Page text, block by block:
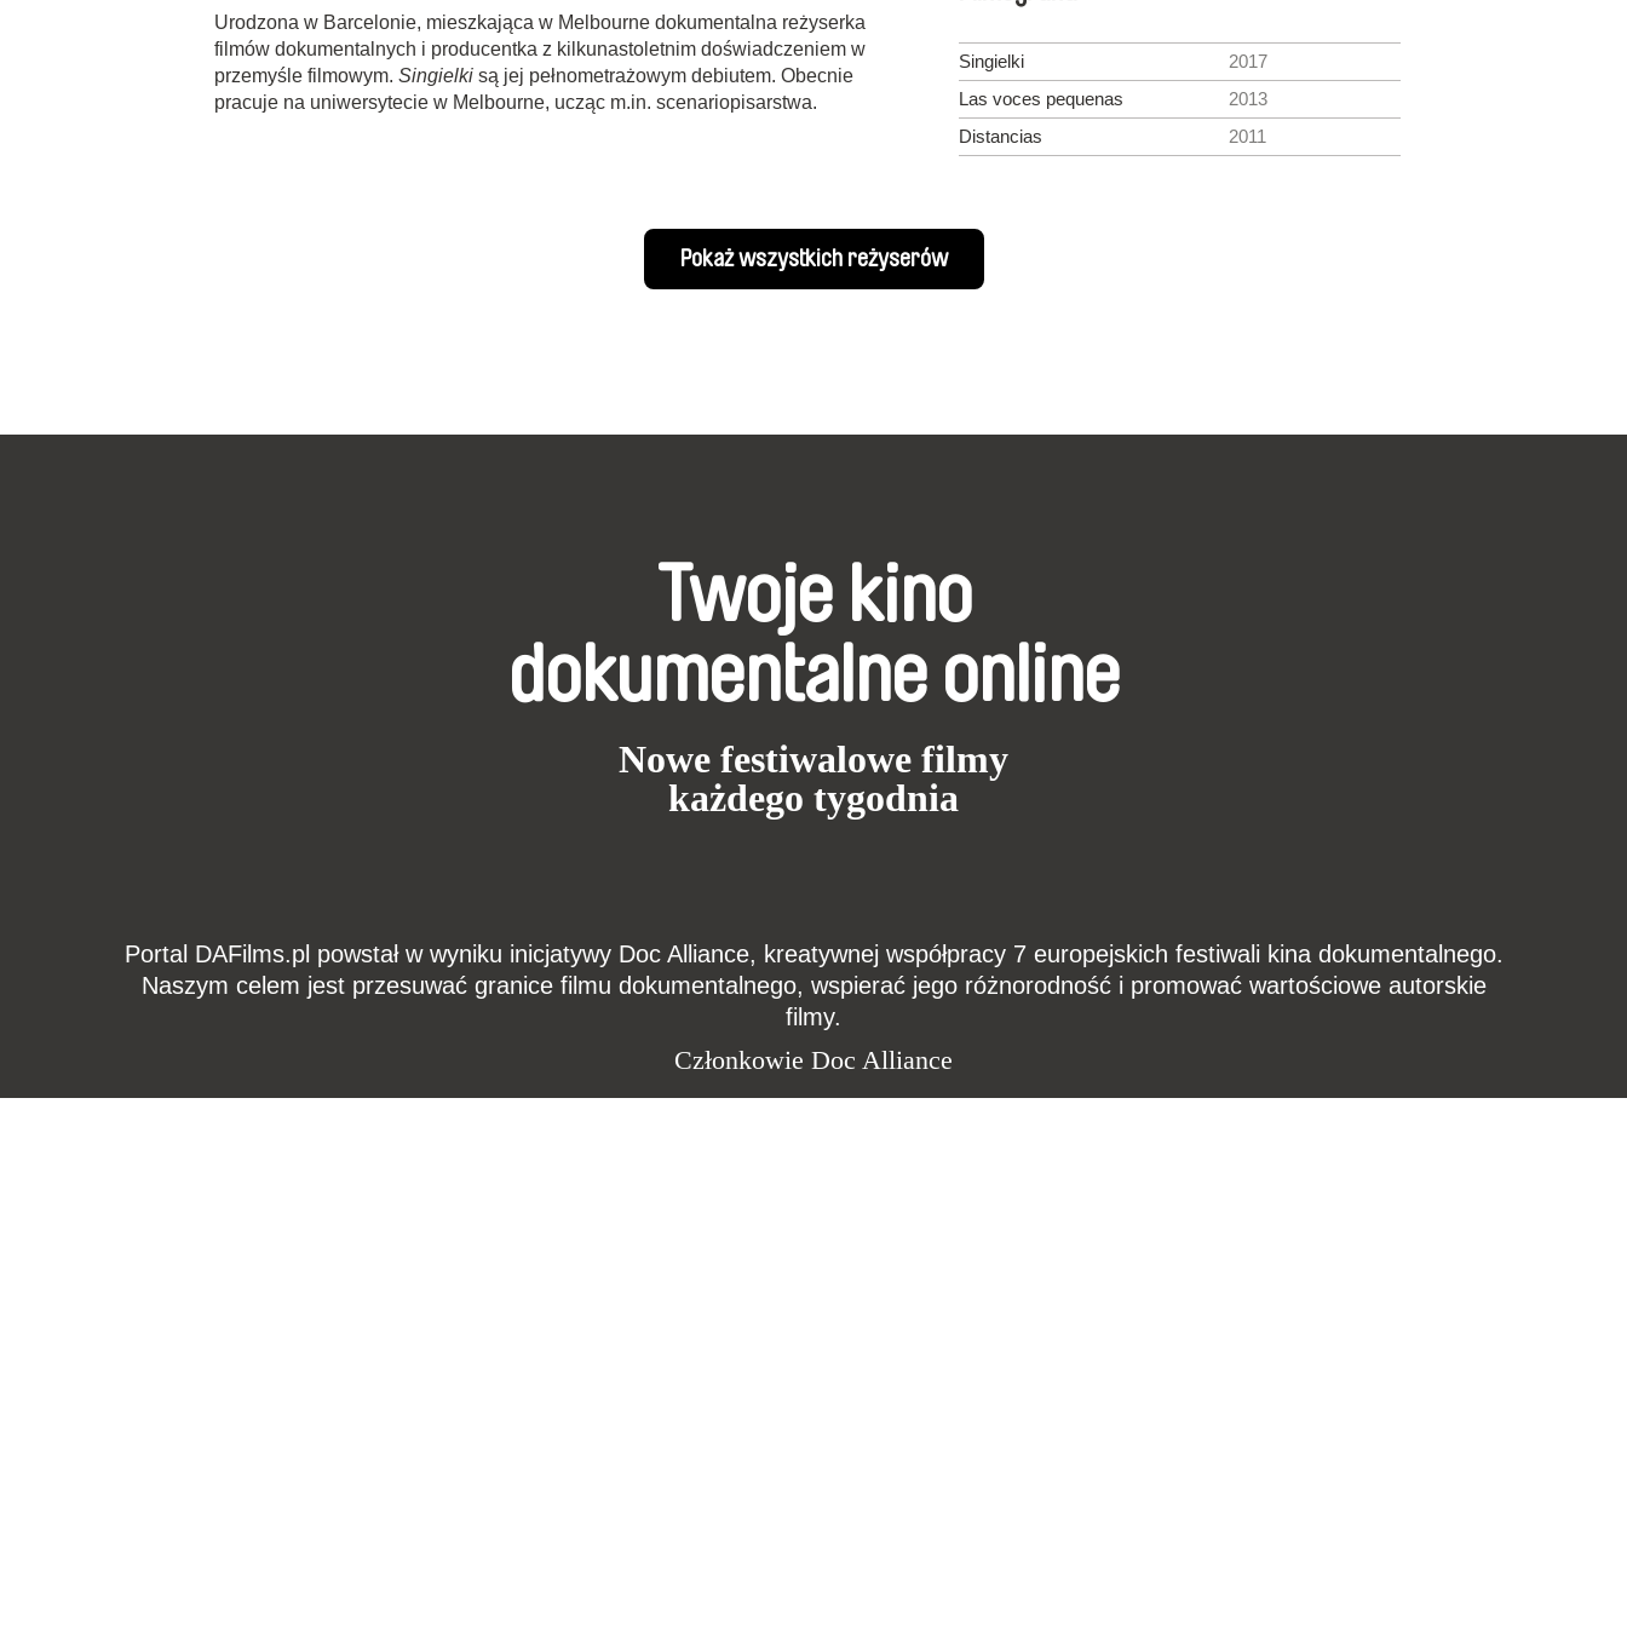
Urodzona w Barcelonie, mieszkająca w Melbourne dokumentalna reżyserka
filmów dokumentalnych i producentka z kilkunastoletnim doświadczeniem w
przemyśle filmowym. Singielki są jej pełnometrażowym debiutem. Obecnie
pracuje na uniwersytecie w Melbourne, ucząc m.in. scenariopisarstwa.
Singielki
2017
Las voces pequenas
2013
Distancias
2011
Pokaż wszystkich reżyserów
Twoje kino
dokumentalne online
Nowe festiwalowe filmy
każdego tygodnia
Portal DAFilms.pl powstał w wyniku inicjatywy Doc Alliance, kreatywnej współpracy 7 europejskich festiwali kina dokumentalnego.
Naszym celem jest przesuwać granice filmu dokumentalnego, wspierać jego różnorodność i promować wartościowe autorskie
filmy.
Członkowie Doc Alliance